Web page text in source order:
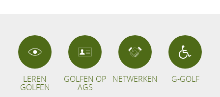
LEREN
GOLFEN
GOLFEN OP
AGS
NETWERKEN G-GOLF